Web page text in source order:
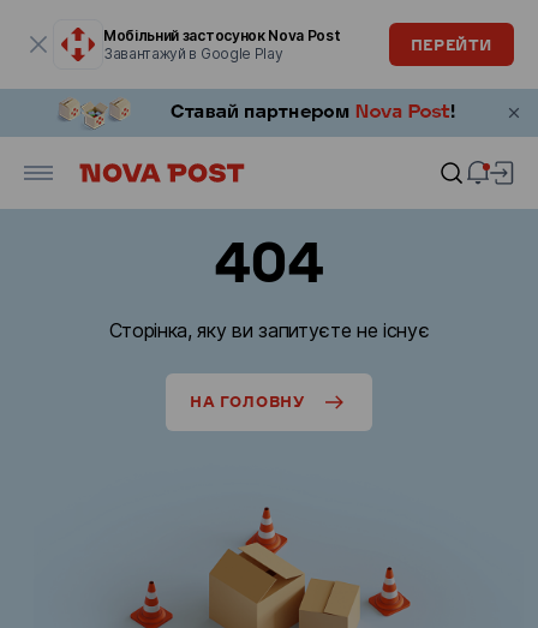
Мобільний застосунок Nova Post
Завантажуй в Google Play
ПЕРЕЙТИ
404
Сторінка, яку ви запитуєте не існує
НА ГОЛОВНУ